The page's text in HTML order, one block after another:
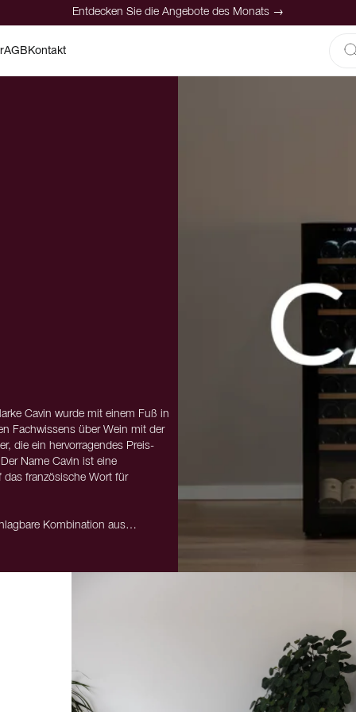
Entdecken Sie die Angebote des Monats →
AGBKontakt
Cavin wurde mit einem Fuß in
Fachwissens über Wein mit der
die ein hervorragendes Preis-
Name Cavin ist eine
das französische Wort für
Kombination aus